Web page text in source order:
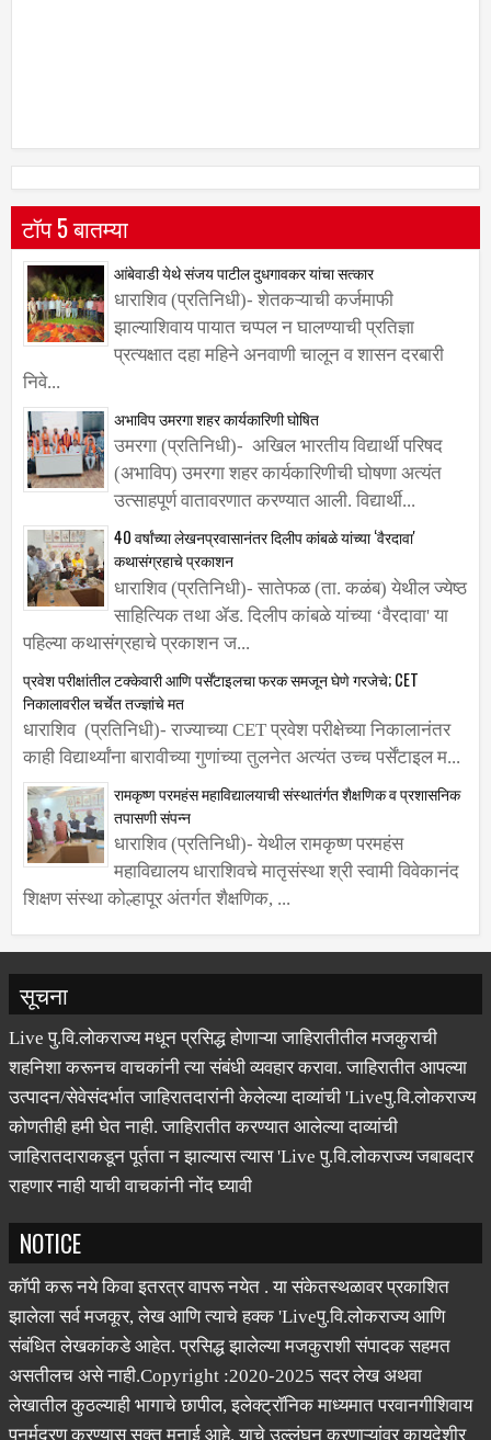
टॉप 5 बातम्या
आंबेवाडी येथे संजय पाटील दुधगावकर यांचा सत्कार
धाराशिव (प्रतिनिधी)- शेतकऱ्याची कर्जमाफी
झाल्याशिवाय पायात चप्पल न घालण्याची प्रतिज्ञा
प्रत्यक्षात दहा महिने अनवाणी चालून व शासन दरबारी
निवे...
अभाविप उमरगा शहर कार्यकारिणी घोषित
उमरगा (प्रतिनिधी)- अखिल भारतीय विद्यार्थी परिषद
(अभाविप) उमरगा शहर कार्यकारिणीची घोषणा अत्यंत
उत्साहपूर्ण वातावरणात करण्यात आली. विद्यार्थी...
40 वर्षांच्या लेखनप्रवासानंतर दिलीप कांबळे यांच्या ‌‘वैरदावा'
कथासंग्रहाचे प्रकाशन
धाराशिव (प्रतिनिधी)- सातेफळ (ता. कळंब) येथील ज्येष्ठ
साहित्यिक तथा ॲड. दिलीप कांबळे यांच्या ‌‘वैरदावा' या
पहिल्या कथासंग्रहाचे प्रकाशन ज...
प्रवेश परीक्षांतील टक्केवारी आणि पर्सेंटाइलचा फरक समजून घेणे गरजेचे; CET
निकालावरील चर्चेत तज्ज्ञांचे मत
धाराशिव (प्रतिनिधी)- राज्याच्या CET प्रवेश परीक्षेच्या निकालानंतर
काही विद्यार्थ्यांना बारावीच्या गुणांच्या तुलनेत अत्यंत उच्च पर्सेंटाइल म...
रामकृष्ण परमहंस महाविद्यालयाची संस्थातंर्गत शैक्षणिक व प्रशासनिक
तपासणी संपन्न
धाराशिव (प्रतिनिधी)- येथील रामकृष्ण परमहंस
महाविद्यालय धाराशिवचे मातृसंस्था श्री स्वामी विवेकानंद
शिक्षण संस्था कोल्हापूर अंतर्गत शैक्षणिक, ...
सूचना
Live पु.वि.लोकराज्य मधून प्रसिद्ध होणाऱ्या जाहिरातीतील मजकुराची
शहनिशा करूनच वाचकांनी त्या संबंधी व्यवहार करावा. जाहिरातीत आपल्या
उत्पादन/सेवेसंदर्भात जाहिरातदारांनी केलेल्या दाव्यांची 'Liveपु.वि.लोकराज्य
कोणतीही हमी घेत नाही. जाहिरातीत करण्यात आलेल्या दाव्यांची
जाहिरातदाराकडून पूर्तता न झाल्यास त्यास 'Live पु.वि.लोकराज्य जबाबदार
राहणार नाही याची वाचकांनी नोंद घ्यावी
NOTICE
कॉपी करू नये किवा इतरत्र वापरू नयेत . या संकेतस्थळावर प्रकाशित
झालेला सर्व मजकूर, लेख आणि त्याचे हक्क 'Liveपु.वि.लोकराज्य आणि
संबंधित लेखकांकडे आहेत. प्रसिद्ध झालेल्या मजकुराशी संपादक सहमत
असतीलच असे नाही.Copyright :2020-2025 सदर लेख अथवा
लेखातील कुठल्याही भागाचे छापील, इलेक्ट्रॉनिक माध्यमात परवानगीशिवाय
पुनर्मुद्रण करण्यास सक्त मनाई आहे. याचे उल्लंघन करणाऱ्यांवर कायदेशीर